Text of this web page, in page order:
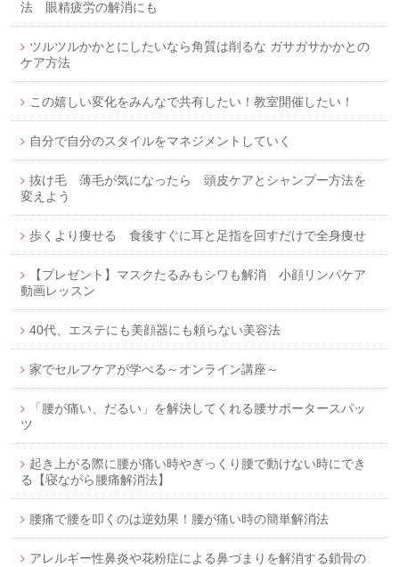
法 眼精疲労の解消にも
ツルツルかかとにしたいなら角質は削るな ガサガサかかとの
ケア方法
この嬉しい変化をみんなで共有したい！教室開催したい！
自分で自分のスタイルをマネジメントしていく
抜け毛 薄毛が気になったら 頭皮ケアとシャンプー方法を
変えよう
歩くより痩せる 食後すぐに耳と足指を回すだけで全身痩せ
【プレゼント】マスクたるみもシワも解消 小顔リンパケア
動画レッスン
40代、エステにも美顔器にも頼らない美容法
家でセルフケアが学べる～オンライン講座～
「腰が痛い、だるい」を解決してくれる腰サポータースパッ
ツ
起き上がる際に腰が痛い時やぎっくり腰で動けない時にでき
る【寝ながら腰痛解消法】
腰痛で腰を叩くのは逆効果！腰が痛い時の簡単解消法
アレルギー性鼻炎や花粉症による鼻づまりを解消する鎖骨の